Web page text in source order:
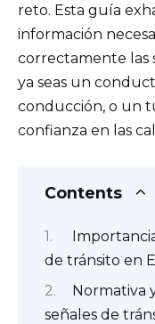
reto. Esta guía
información
correctamente las
ya seas un
conducción, o un
confianza en las
Contents
de tránsito en
Normativa
señales de